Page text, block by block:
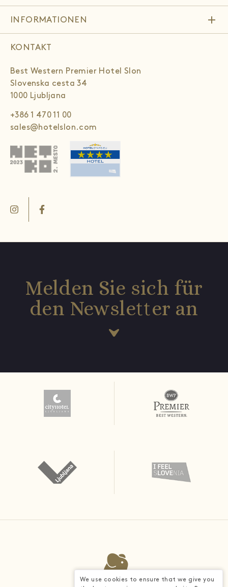
INFORMATIONEN add
KONTAKT
Best Western Premier Hotel Slon
Slovenska cesta 34
1000 Ljubljana
+386 1 470 11 00
sales@hotelslon.com
Melden Sie sich für
den Newsletter an
We use cookies to ensure that we give you